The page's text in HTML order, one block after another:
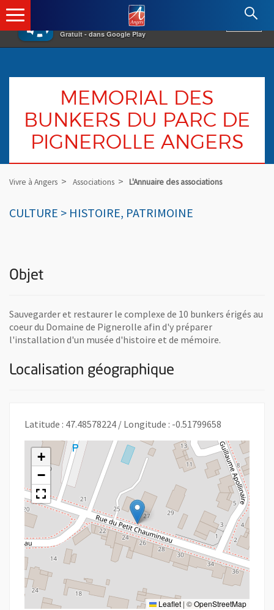
×
Gratuit - dans Google Play
Angers.fr : Retour à l'accueil
MEMORIAL DES
BUNKERS DU PARC DE
PIGNEROLLE ANGERS
Vivre à Angers Associations L'Annuaire des associations
CULTURE > HISTOIRE, PATRIMOINE
Objet
Sauvegarder et restaurer le complexe de 10 bunkers érigés au
coeur du Domaine de Pignerolle afin d'y préparer
l'installation d'un musée d'histoire et de mémoire.
Localisation géographique
Latitude : 47.48578224 / Longitude : -0.51799658
+
−
Leaflet | ©OpenStreetMap